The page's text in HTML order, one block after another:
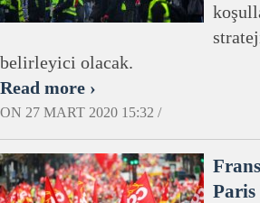
belirleyici olacak.
Read more ›
ON 27 MART 2020 15:32 /
Paris